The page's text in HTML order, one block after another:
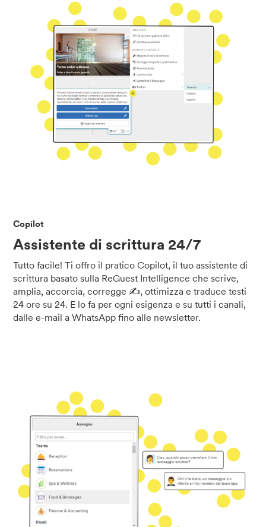
Copilot
Assistente di scrittura 24/7
Tutto facile! Ti offro il pratico Copilot, il tuo assistente di
scrittura basato sulla ReGuest Intelligence che scrive,
amplia, accorcia, corregge ✍️, ottimizza e traduce testi
24 ore su 24. E lo fa per ogni esigenza e su tutti i canali,
dalle e-mail a WhatsApp fino alle newsletter.